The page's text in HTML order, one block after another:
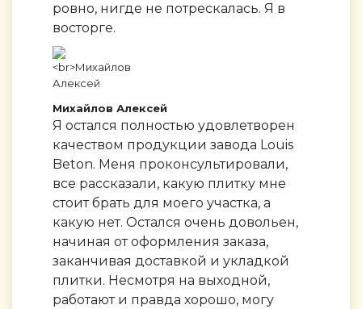
ровно, нигде не потрескалась. Я в
восторге.
Михайлов Алексей
Я остался полностью удовлетворен
качеством продукции завода Louis
Beton. Меня проконсультировали,
все рассказали, какую плитку мне
стоит брать для моего участка, а
какую нет. Остался очень довольен,
начиная от оформления заказа,
заканчивая доставкой и укладкой
плитки. Несмотря на выходной,
работают и правда хорошо, могу